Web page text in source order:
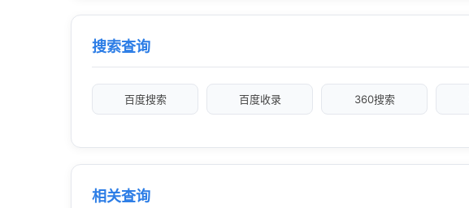
搜索查询
百度搜索 百度收录 360搜索
相关查询